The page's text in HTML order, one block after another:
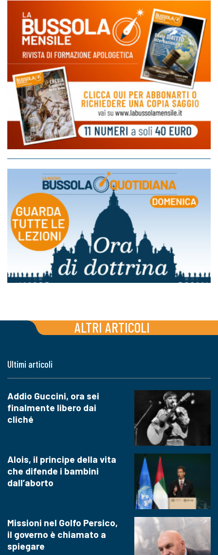
ALTRI ARTICOLI
Ultimi articoli
Addio Guccini, ora sei
finalmente libero dai
cliché
Alois, il principe della vita
che difende i bambini
dall’aborto
Missioni nel Golfo Persico,
il governo è chiamato a
spiegare